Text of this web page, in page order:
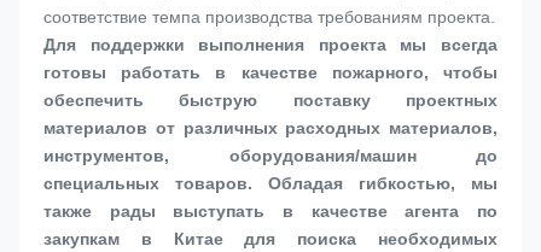
соответствие темпа производства требованиям проекта.
Для поддержки выполнения проекта мы всегда
готовы работать в качестве пожарного, чтобы
обеспечить быструю поставку проектных
материалов от различных расходных материалов,
инструментов, оборудования/машин до
специальных товаров. Обладая гибкостью, мы
также рады выступать в качестве агента по
закупкам в Китае для поиска необходимых